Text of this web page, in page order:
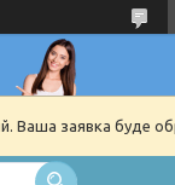
Ваша заявка буде